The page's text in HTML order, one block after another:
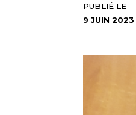
PUBLIÉ LE
9 JUIN 2023